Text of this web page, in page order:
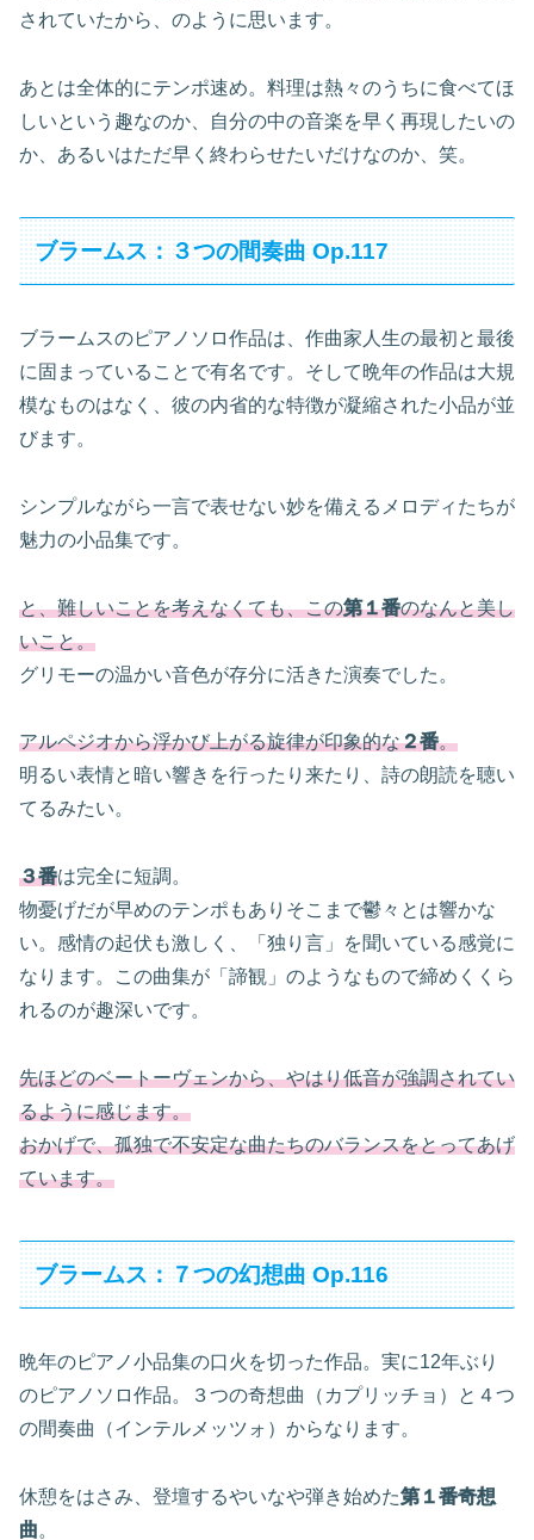
されていたから、のように思います。
あとは全体的にテンポ速め。料理は熱々のうちに食べてほ
しいという趣なのか、自分の中の音楽を早く再現したいの
か、あるいはただ早く終わらせたいだけなのか、笑。
ブラームス：３つの間奏曲 Op.117
ブラームスのピアノソロ作品は、作曲家人生の最初と最後
に固まっていることで有名です。そして晩年の作品は大規
模なものはなく、彼の内省的な特徴が凝縮された小品が並
びます。
シンプルながら一言で表せない妙を備えるメロディたちが
魅力の小品集です。
と、難しいことを考えなくても、この第１番のなんと美し
いこと。
グリモーの温かい音色が存分に活きた演奏でした。
アルペジオから浮かび上がる旋律が印象的な２番。
明るい表情と暗い響きを行ったり来たり、詩の朗読を聴い
てるみたい。
３番は完全に短調。
物憂げだが早めのテンポもありそこまで鬱々とは響かな
い。感情の起伏も激しく、「独り言」を聞いている感覚に
なります。この曲集が「諦観」のようなもので締めくくら
れるのが趣深いです。
先ほどのベートーヴェンから、やはり低音が強調されてい
るように感じます。
おかげで、孤独で不安定な曲たちのバランスをとってあげ
ています。
ブラームス：７つの幻想曲 Op.116
晩年のピアノ小品集の口火を切った作品。実に12年ぶり
のピアノソロ作品。３つの奇想曲（カプリッチョ）と４つ
の間奏曲（インテルメッツォ）からなります。
休憩をはさみ、登壇するやいなや弾き始めた第１番奇想
曲。